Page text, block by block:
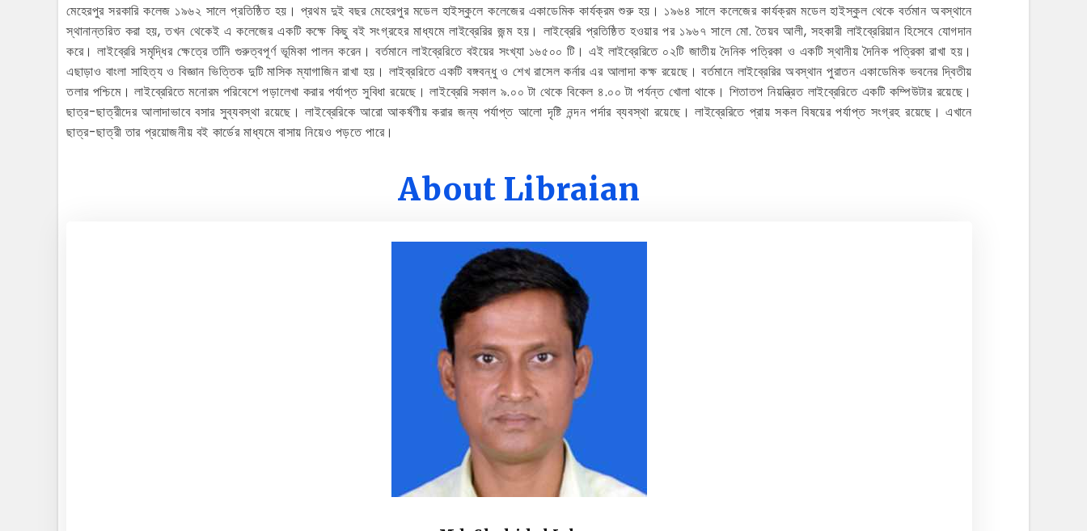
মেহেরপুর সরকারি কলেজ ১৯৬২ সালে প্রতিষ্ঠিত হয়। প্রথম দুই বছর মেহেরপুর মডেল হাইস্কুলে কলেজের একাডেমিক কার্যক্রম শুরু হয়। ১৯৬৪ সালে কলেজের কার্যক্রম মডেল হাইস্কুল থেকে বর্তমান অবস্থানে
স্থানান্তরিত করা হয়, তখন থেকেই এ কলেজের একটি কক্ষে কিছু বই সংগ্রহের মাধ্যমে লাইব্রেরির জন্ম হয়। লাইব্রেরি প্রতিষ্ঠিত হওয়ার পর ১৯৬৭ সালে মো. তৈয়ব আলী, সহকারী লাইব্রেরিয়ান হিসেবে যোগদান
করে। লাইব্রেরি সমৃদ্ধির ক্ষেত্রে তনিি গুরুত্বপূর্ণ ভূমিকা পালন করেন। বর্তমানে লাইব্রেরিতে বইয়ের সংখ্যা ১৬৫০০ টি। এই লাইব্রেরিতে ০২টি জাতীয় দৈনিক পত্রিকা ও একটি স্থানীয় দৈনিক পত্রিকা রাখা হয়।
এছাড়াও বাংলা সাহিত্য ও বিজ্ঞান ভিত্তিক দুটি মাসিক ম্যাগাজিন রাখা হয়। লাইব্ররিতে একটি বঙ্গবন্ধু ও শেখ রাসেল কর্নার এর আলাদা কক্ষ রয়েছে। বর্তমানে লাইব্রেরির অবস্থান পুরাতন একাডেমিক ভবনের দ্বিতীয়
তলার পশ্চিমে। লাইব্রেরিতে মনোরম পরিবেশে পড়ালেখা করার পর্যাপ্ত সুবিধা রয়েছে। লাইব্রেরি সকাল ৯.০০ টা থেকে বিকেল ৪.০০ টা পর্যন্ত খোলা থাকে। শিতাতপ নিয়ন্ত্রিত লাইব্রেরিতে একটি কম্পিউটার রয়েছে।
ছাত্র-ছাত্রীদের আলাদাভাবে বসার সুব্যবস্থা রয়েছে। লাইব্রেরিকে আরো আকর্ষণীয় করার জন্য পর্যাপ্ত আলো দৃষ্টি নন্দন পর্দার ব্যবস্থা রয়েছে। লাইব্রেরিতে প্রায় সকল বিষয়ের পর্যাপ্ত সংগ্রহ রয়েছে। এখানে
ছাত্র-ছাত্রী তার প্রয়োজনীয় বই কার্ডের মাধ্যমে বাসায় নিয়েও পড়তে পারে।
About Libraian